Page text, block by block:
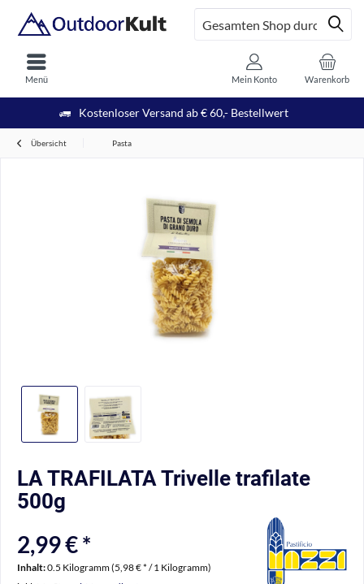
Kostenloser Versand ab € 60,- Bestellwert
Menü Warenkorb
Mein Konto
Übersicht Pasta
LA TRAFILATA Trivelle trafilate
500g
2,99 € *
Inhalt:0.5 Kilogramm (5,98 € * / 1 Kilogramm)